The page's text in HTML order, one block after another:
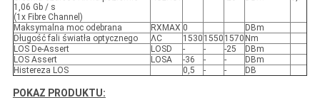
1,06 Gb / s
(1x Fibre Channel)
Maksymalna moc odebrana RXMAX 0
DBm
Długość fali światła optycznego
ΛC 1530 1550 1570 Nm
LOS De-Assert
LOSD - - -25
DBm
LOS Assert
LOSA -36 - -
DBm
Histereza LOS
0,5 - - DB
POKAZ PRODUKTU: